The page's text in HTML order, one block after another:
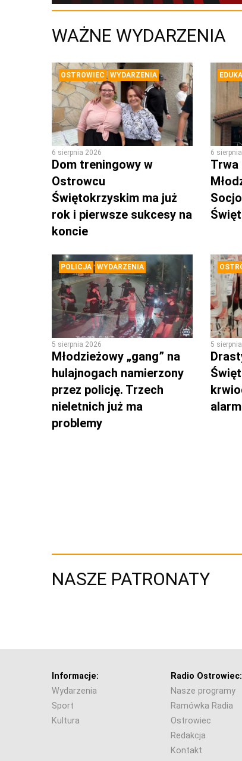
WAŻNE WYDARZENIA
OSTROWIEC WYDARZENIA
6 sierpnia 2026
Dom treningowy w
Ostrowcu
Świętokrzyskim ma już
rok i pierwsze sukcesy na
koncie
6
Trwa
POLICJA WYDARZENIA
5 sierpnia 2026
Młodzieżowy „gang” na
hulajnogach namierzony
przez policję. Trzech
nieletnich już ma
problemy
5
alarm
NASZE PATRONATY
Informacje:
Wydarzenia
Sport
Kultura
Radio Ostrowiec:
Nasze programy
Ramówka Radia
Ostrowiec
Redakcja
Kontakt